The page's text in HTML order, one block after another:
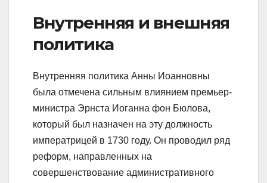
Внутренняя и внешняя
политика
Внутренняя политика Анны Иоанновны
была отмечена сильным влиянием премьер-
министра Эрнста Иоганна фон Бюлова,
который был назначен на эту должность
императрицей в 1730 году. Он проводил ряд
реформ, направленных на
совершенствование административного